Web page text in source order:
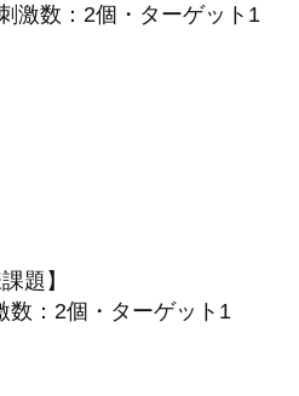
激数：2個・ターゲット1
題】
数：2個・ターゲット1